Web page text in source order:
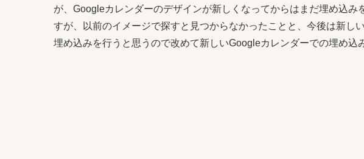
が、Googleカレンダーのデザインが新しくなってからはまだ埋め込
すが、以前のイメージで探すと見つからなかったことと、今後は新し
埋め込みを行うと思うので改めて新しいGoogleカレンダーでの埋め込